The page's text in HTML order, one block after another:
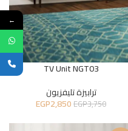
TV Unit NGT03
ترابيزة تليفزيون
EGP3,750
EGP2,850
←